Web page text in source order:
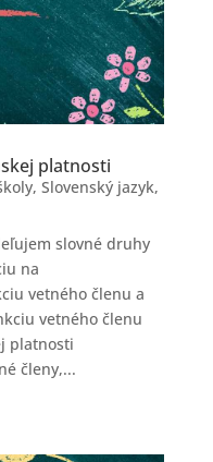
platnosti
, Slovenský jazyk,
slovné druhy
na
vetného členu a
vetného členu
platnosti
členy,...